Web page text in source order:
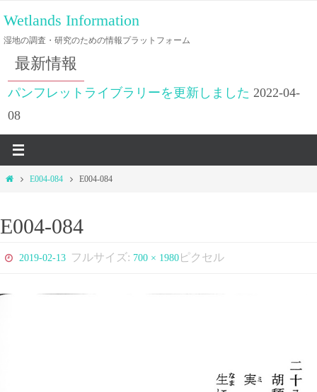
ン
テ
ツ
ス
プ
Wetlands Information
湿地の調査・研究のための情報プラットフォーム
最新情報
パンフレットライブラリーを更新しました 2022-04-
08
ホ
E004-084 E004-084
E004-084
2019-02-13 フルサイズ: 700 × 1980 ピクセル